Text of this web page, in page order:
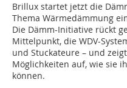
Brillux startet jetzt die
Thema Wärmedämmung
Die Dämm-Initiative rückt
Mittelpunkt, die WDV-
und Stuckateure – und
Möglichkeiten auf, wie sie
können.